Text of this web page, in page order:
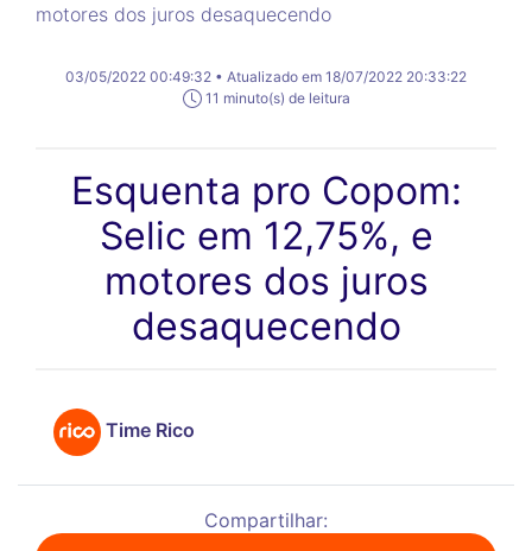
motores dos juros desaquecendo
03/05/2022 00:49:32 • Atualizado em 18/07/2022 20:33:22
11 minuto(s) de leitura
Esquenta pro Copom:
Selic em 12,75%, e
motores dos juros
desaquecendo
Time Rico
Compartilhar: